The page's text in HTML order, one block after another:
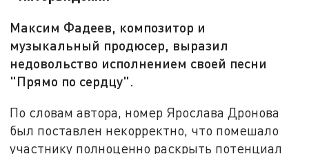
Максим Фадеев, композитор и
музыкальный продюсер, выразил
недовольство исполнением своей песни
"Прямо по сердцу".
По словам автора, номер Ярослава Дронова
был поставлен некорректно, что помешало
участнику полноценно раскрыть потенциал